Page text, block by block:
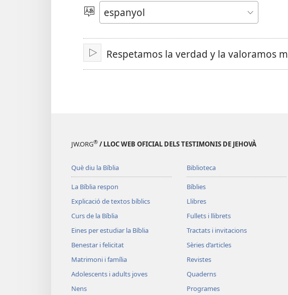
Tria
l’idioma
Reprodueix
Respetamos la verdad y la valoramos
JW.ORG® / LLOC WEB OFICIAL DELS TESTIMONIS DE JEHOVÀ
Què diu la Bíblia
La Bíblia respon
Explicació de textos bíblics
Curs de la Bíblia
Eines per estudiar la Bíblia
Benestar i felicitat
Matrimoni i família
Adolescents i adults joves
Nens
Biblioteca
Bíblies
Llibres
Fullets i llibrets
Tractats i invitacions
Sèries d’articles
Revistes
Quaderns
Programes